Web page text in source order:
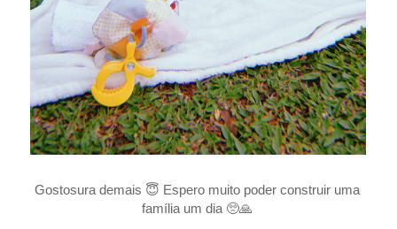
Gostosura demais 😇 Espero muito poder construir uma
família um dia 🥺🙏